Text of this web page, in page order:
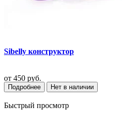
Sibelly конструктор
от 450 руб.
Подробнее Нет в наличии
Быстрый просмотр